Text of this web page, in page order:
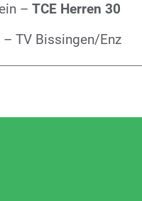
– TCE Herren 30
– TV Bissingen/Enz